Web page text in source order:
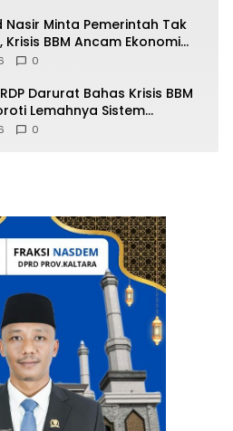
Nasir Minta Pemerintah Tak
BBM Ancam Ekonomi
0
Darurat Bahas Krisis BBM
Lemahnya Sistem
0